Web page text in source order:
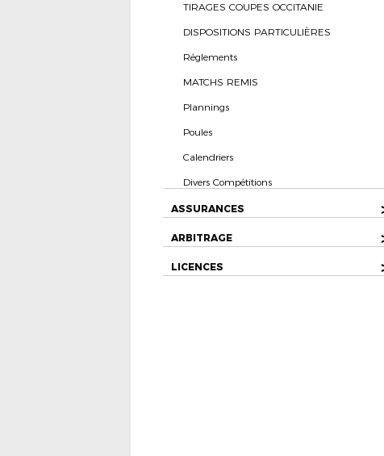
TIRAGES COUPES OCCITANIE
DISPOSITIONS PARTICULIÈRES
Réglements
MATCHS REMIS
Plannings
Poules
Calendriers
Divers Compétitions
ASSURANCES
ARBITRAGE
LICENCES